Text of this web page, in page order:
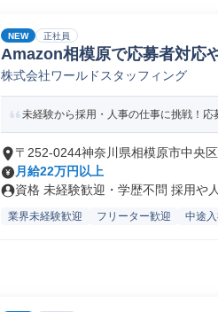
NEW 正社員
Amazon相模原で応募者対応
株式会社ワールドスタッフィング
未経験から採用・人事の仕事に挑戦！
〒252-0244神奈川県相模原市中央
月給22万円以上
資格 未経験歓迎・学歴不問 採用や
業界未経験歓迎 フリーター歓迎 中途